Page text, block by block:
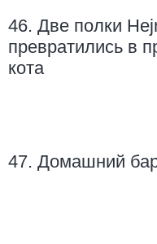
46. Две полки
превратились в
кота
47. Домашний